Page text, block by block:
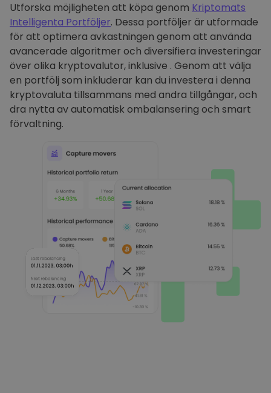
Utforska möjligheten att köpa genom Kriptomats
Intelligenta Portföljer. Dessa portföljer är utformade
för att optimera avkastningen genom att använda
avancerade algoritmer och diversifiera investeringar
över olika kryptovalutor, inklusive . Genom att välja
en portfölj som inkluderar kan du investera i denna
kryptovaluta tillsammans med andra tillgångar, och
dra nytta av automatisk ombalansering och smart
förvaltning.